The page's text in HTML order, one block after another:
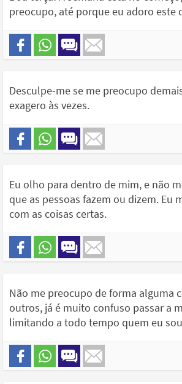
preocupo, até porque eu adoro este
Desculpe-me se me preocupo
exagero às vezes.
Eu olho para dentro de mim, e não
que as pessoas fazem ou dizem. Eu
com as coisas certas.
Não me preocupo de forma alguma
outros, já é muito confuso passar a
limitando a todo tempo quem eu